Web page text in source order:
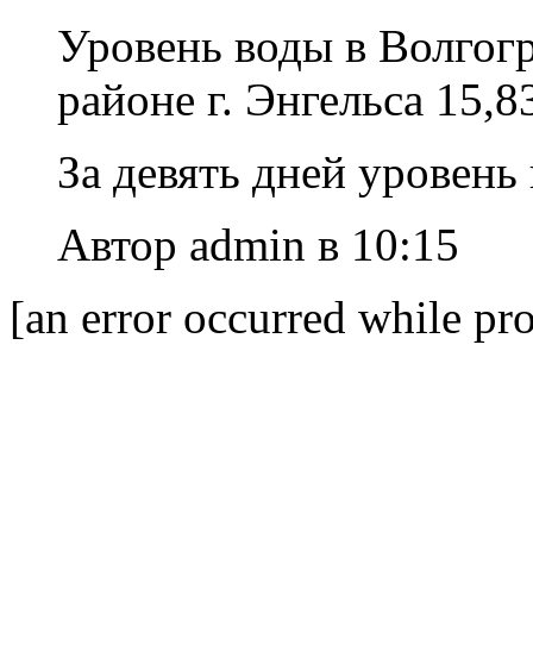
Уровень воды в
районе г. Энгельса
За девять дней
Автор admin в 10:15
[an error occurred while